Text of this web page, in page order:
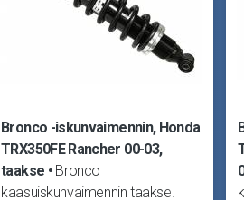
Bronco -iskunvaimennin, Honda
TRX350FE Rancher 00-03,
taakse
Bronco
kaasuiskunvaimennin taakse.